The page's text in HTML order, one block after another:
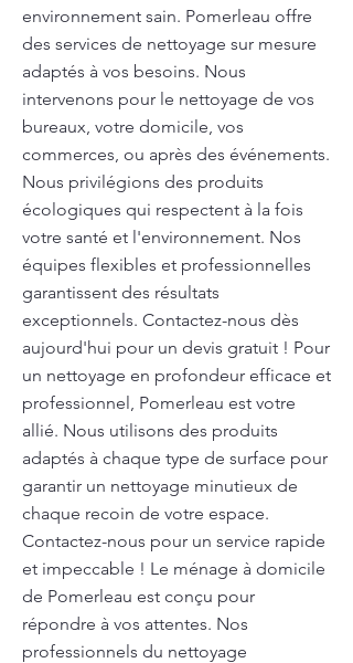
environnement sain. Pomerleau offre
des services de nettoyage sur mesure
adaptés à vos besoins. Nous
intervenons pour le nettoyage de vos
bureaux, votre domicile, vos
commerces, ou après des événements.
Nous privilégions des produits
écologiques qui respectent à la fois
votre santé et l'environnement. Nos
équipes flexibles et professionnelles
garantissent des résultats
exceptionnels. Contactez-nous dès
aujourd'hui pour un devis gratuit ! Pour
un nettoyage en profondeur efficace et
professionnel, Pomerleau est votre
allié. Nous utilisons des produits
adaptés à chaque type de surface pour
garantir un nettoyage minutieux de
chaque recoin de votre espace.
Contactez-nous pour un service rapide
et impeccable ! Le ménage à domicile
de Pomerleau est conçu pour
répondre à vos attentes. Nos
professionnels du nettoyage